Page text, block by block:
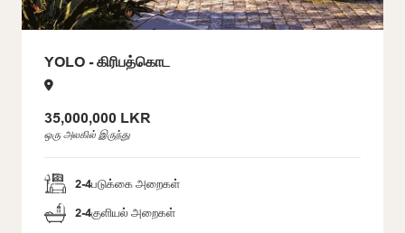
YOLO - கிரிபத்கொட
35,000,000 LKR
ஒரு அலகில் இருந்து
2-4படுக்கை அறைகள்
2-4குளியல் அறைகள்